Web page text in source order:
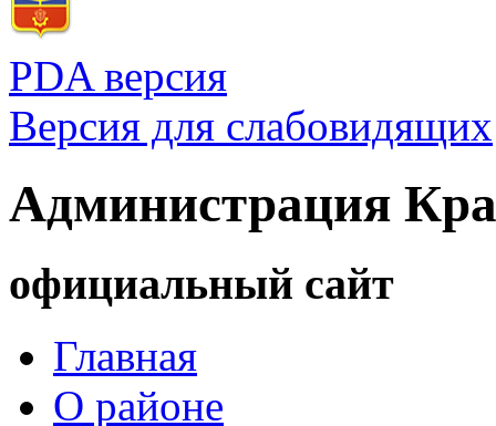
PDA версия
Версия для слабовидящих
Администрация
официальный сайт
Главная
О районе